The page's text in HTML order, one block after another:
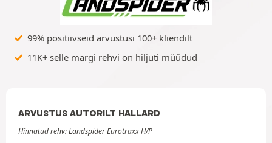
99% positiivseid arvustusi 100+ kliendilt
11K+ selle margi rehvi on hiljuti müüdud
ARVUSTUS AUTORILT HALLARD
Hinnatud rehv: Landspider Eurotraxx H/P